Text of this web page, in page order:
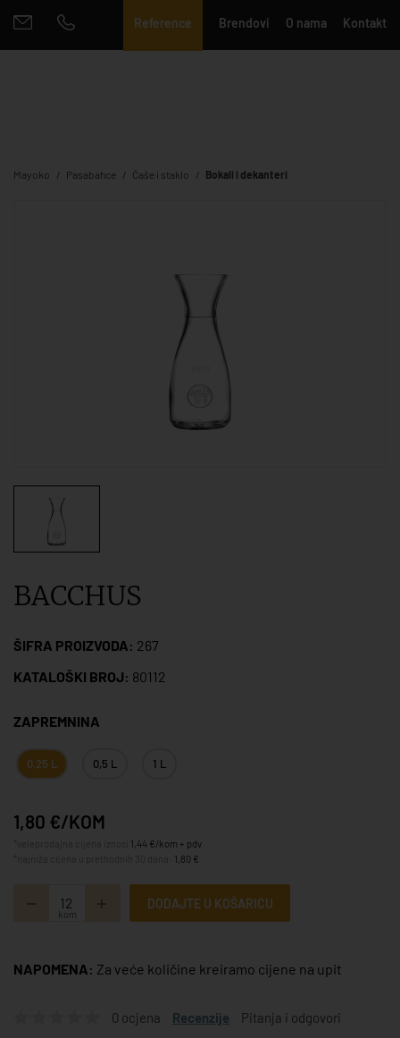
Reference Brendovi O nama Kontakt
Mayoko Pasabahce Čaše i staklo Bokali i dekanteri
BACCHUS
ŠIFRA PROIZVODA: 267
KATALOŠKI BROJ: 80112
ZAPREMNINA
0,25 L 0,5 L 1 L
1,80 €/KOM
1,44 €/kom + pdv
1,80 €
kom
DODAJTE U KOŠARICU
NAPOMENA: Za veće količine kreiramo cijene na upit
0 ocjena Recenzije Pitanja i odgovori